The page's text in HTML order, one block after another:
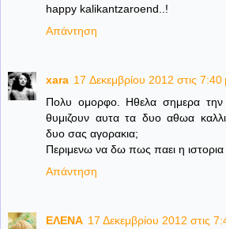
happy kalikantzaroend..!
Απάντηση
xara 17 Δεκεμβρίου 2012 στις 7:40
Πολυ ομορφο. Ηθελα σημερα την
θυμιζουν αυτα τα δυο αθωα
δυο σας αγορακια;
Περιμενω να δω πως παει η ιστορια
Απάντηση
ΕΛΕΝΑ 17 Δεκεμβρίου 2012 στις